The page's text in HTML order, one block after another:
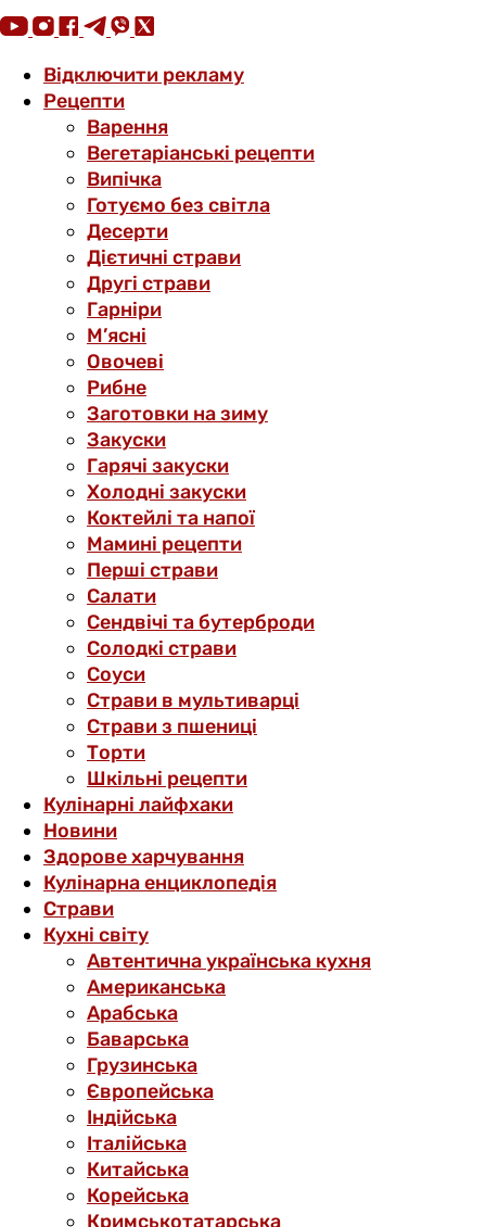
Відключити рекламу
Рецепти
Варення
Вегетаріанські рецепти
Випічка
Готуємо без світла
Десерти
Дієтичні страви
Другі страви
Гарніри
М’ясні
Овочеві
Рибне
Заготовки на зиму
Закуски
Гарячі закуски
Холодні закуски
Коктейлі та напої
Мамині рецепти
Перші страви
Салати
Сендвічі та бутерброди
Солодкі страви
Соуси
Страви в мультиварці
Страви з пшениці
Торти
Шкільні рецепти
Кулінарні лайфхаки
Новини
Здорове харчування
Кулінарна енциклопедія
Страви
Кухні світу
Автентична українська кухня
Американська
Арабська
Баварська
Грузинська
Європейська
Індійська
Італійська
Китайська
Корейська
Кримськотатарська